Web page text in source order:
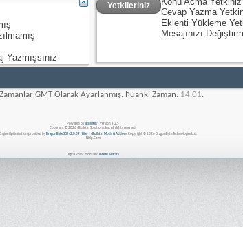
Yetkileriniz
Cevap Yazma
Eklenti Yükleme
Mesajınızı
GMT Olarak Ayarlanmış. Þuanki Zaman: 14:01.
Powered by vBulletin® Version 4.2.5
Copyright © 2026 vBulletin Solutions, Inc. All rights reserved.
Engine Optimisation provided by DragonByte SEO v2.0.39 (Lite)- vBulletin Mods & AddonsCopyright © 2026 DragonByte Technologies Ltd.
Nizip.Com
Digital Point modules: Thread Avatars